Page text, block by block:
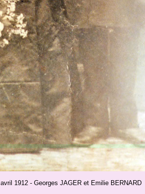
1912 - Georges JAGER et Emilie BERNARD